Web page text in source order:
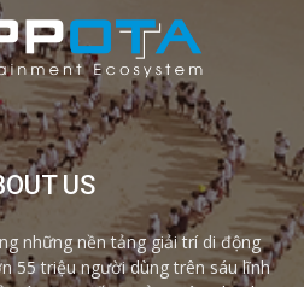
US
những nền tảng giải trí di động
55 triệu người dùng trên sáu lĩnh